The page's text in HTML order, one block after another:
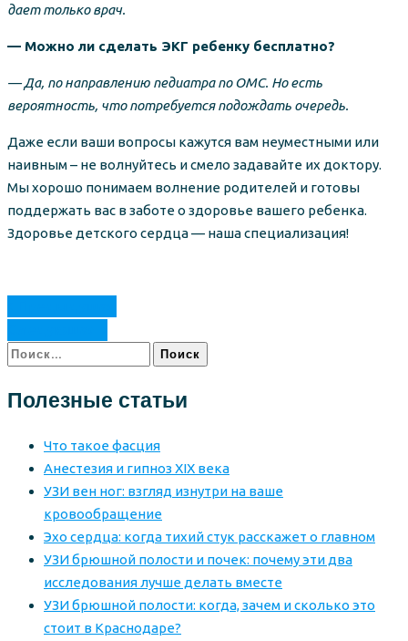
дает только врач.
— Можно ли сделать ЭКГ ребенку бесплатно?
— Да, по направлению педиатра по ОМС. Но есть
вероятность, что потребуется подождать очередь.
Даже если ваши вопросы кажутся вам неуместными или
наивным – не волнуйтесь и смело задавайте их доктору.
Мы хорошо понимаем волнение родителей и готовы
поддержать вас в заботе о здоровье вашего ребенка.
Здоровье детского сердца — наша специализация!
Найти:
Полезные статьи
Что такое фасция
Анестезия и гипноз XIX века
УЗИ вен ног: взгляд изнутри на ваше
кровообращение
Эхо сердца: когда тихий стук расскажет о главном
УЗИ брюшной полости и почек: почему эти два
исследования лучше делать вместе
УЗИ брюшной полости: когда, зачем и сколько это
стоит в Краснодаре?